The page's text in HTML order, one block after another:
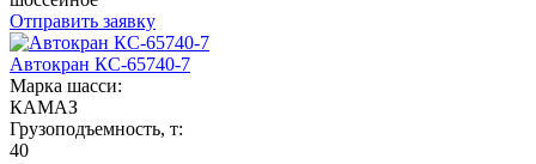
Отправить заявку
Автокран КС-65740-7
Марка шасси:
КАМАЗ
Грузоподъемность, т:
40